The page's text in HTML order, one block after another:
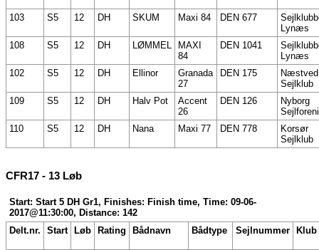
103 S5 12 DH SKUM Maxi 84 DEN 677
Lynæs
108
S5 12 DH LØMMEL
MAXI
84
DEN 1041
Lynæs
102
S5 12 DH Ellinor
Granada
27
DEN 175
Næstved
Sejlklub
109
S5 12 DH Halv Pot
Accent
26
DEN 126
Nyborg
110
S5 12 DH Nana Maxi 77 DEN 778
Korsør
Sejlklub
CFR17 - 13 Løb
Start: Start 5 DH Gr1, Finishes: Finish time, Time: 09-06-
2017@11:30:00, Distance: 142
Delt.nr.
Start Løb Rating Bådnavn Bådtype Sejlnummer Klub